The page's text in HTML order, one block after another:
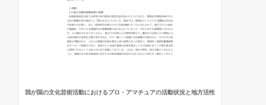
我が国の文化芸術活動におけるプロ・アマチュアの活動状況と地方活性